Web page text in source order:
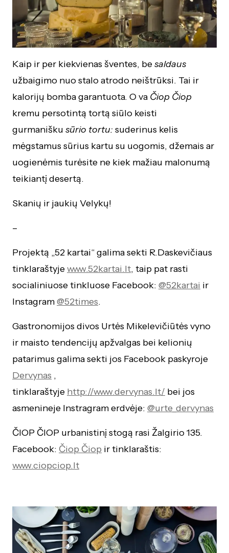
Kaip ir per kiekvienas šventes, besaldaus
užbaigimo nuo stalo atrodo neištrūksi. Tai ir
kalorijų bomba garantuota. O va Čiop Čiop
kremu persotintą tortą siūlo keisti
gurmanišku sūrio tortu: suderinus kelis
mėgstamus sūrius kartu su uogomis, džemais ar
uogienėmis turėsite ne kiek mažiau malonumą
teikiantį desertą.
Skanių ir jaukių Velykų!
–
Projektą „52 kartai“ galima sekti R.Daskevičiaus
tinklaraštyjewww.52kartai.lt, taip pat rasti
socialiniuose tinkluose Facebook: @52kartai ir
Instagram@52times.
Gastronomijos divos Urtės Mikelevičiūtės vyno
ir maisto tendencijų apžvalgas bei kelionių
patarimus galima sekti jos Facebook paskyroje
Dervynas ,
tinklaraštyje http://www.dervynas.lt/ bei jos
asmenineje Instragram erdvėje: @urte_dervynas
ČIOP ČIOP urbanistinį stogą rasi Žalgirio 135.
Facebook: Čiop Čiop ir tinklaraštis:
www.ciopciop.lt